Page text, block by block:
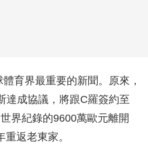
育界最重要的新聞。原來，
達成協議，將跟C羅簽約至
界紀錄的9600萬歐元離開
返老東家。